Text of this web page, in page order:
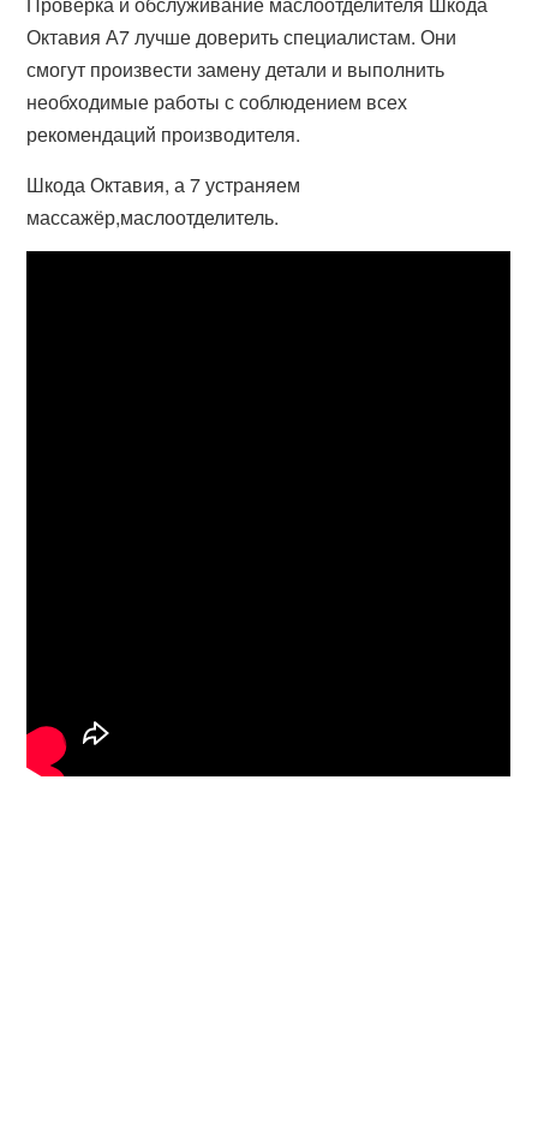
Октавия А7 лучше доверить специалистам. Они
смогут произвести замену детали и выполнить
необходимые работы с соблюдением всех
рекомендаций производителя.
Шкода Октавия, а 7 устраняем
массажёр,маслоотделитель.